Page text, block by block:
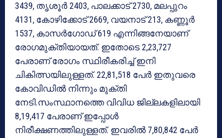
3439, തൃശൂര്‍ 2403, പാലക്കാട് 2730, മലപ്പുറം
4131, കോഴിക്കോട് 2669, വയനാട് 213, കണ്ണൂര്‍
1537, കാസര്‍ഗോഡ് 619 എന്നിങ്ങനേയാണ്
രോഗമുക്തിയായത്. ഇതോടെ 2,23,727
പേരാണ് രോഗം സ്ഥിരീകരിച്ച് ഇനി
ചികിത്സയിലുള്ളത്. 22,81,518 പേര്‍ ഇതുവരെ
കോവിഡില്‍ നിന്നും മുക്തി
നേടി.സംസ്ഥാനത്തെ വിവിധ ജില്ലകളിലായി
8,19,417 പേരാണ് ഇപ്പോള്‍
നിരീക്ഷണത്തിലുള്ളത്. ഇവരില്‍ 7,80,842 പേര്‍